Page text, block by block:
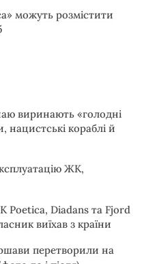
можуть розмістити
виринають «голодні
нацистські кораблі й
ЖК,
Poetica, Diadans та Fjord
виїхав з країни
перетворили на